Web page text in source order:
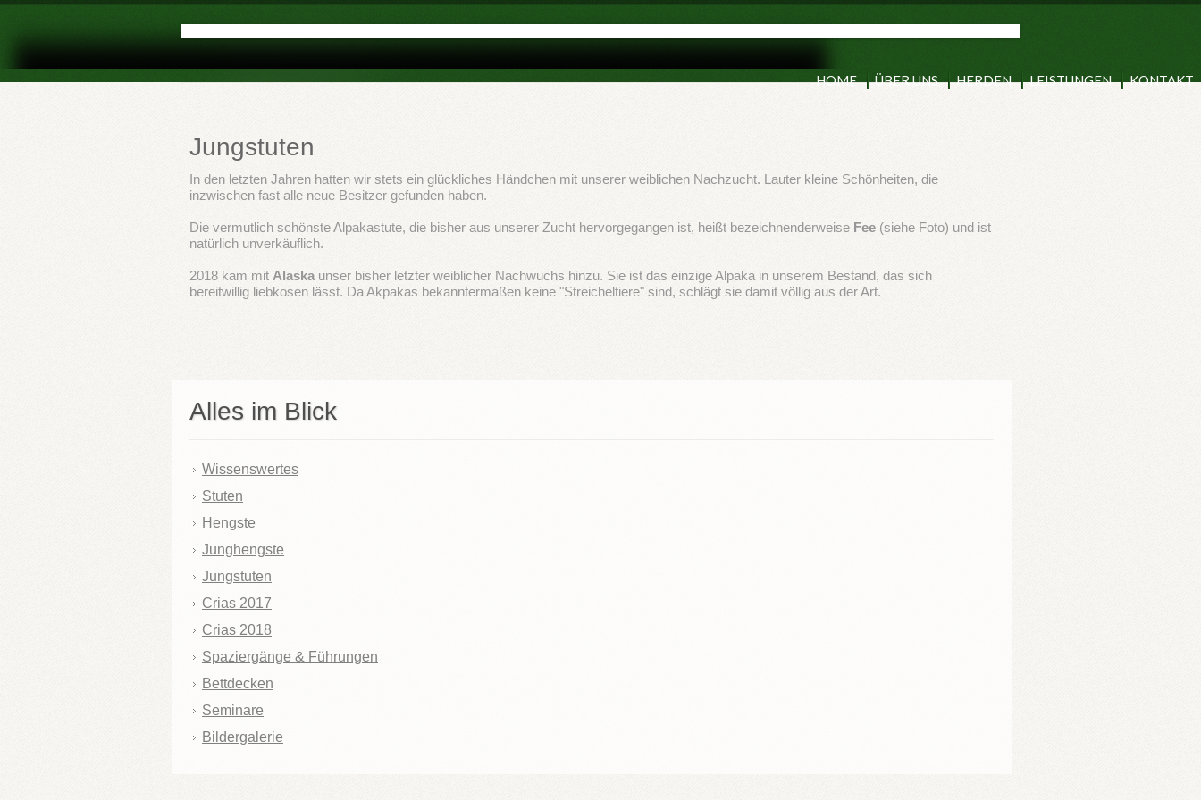
HOME ÜBER UNS HERDEN LEISTUNGEN KONTAKT
Jungstuten
In den letzten Jahren hatten wir stets ein glückliches Händchen mit unserer weiblichen Nachzucht. Lauter kleine Schönheiten, die
inzwischen fast alle neue Besitzer gefunden haben.
Die vermutlich schönste Alpakastute, die bisher aus unserer Zucht hervorgegangen ist, heißt bezeichnenderweise Fee (siehe Foto) und ist
natürlich unverkäuflich.
2018 kam mit Alaska unser bisher letzter weiblicher Nachwuchs hinzu. Sie ist das einzige Alpaka in unserem Bestand, das sich
bereitwillig liebkosen lässt. Da Akpakas bekanntermaßen keine "Streicheltiere" sind, schlägt sie damit völlig aus der Art.
Alles im Blick
Wissenswertes
Stuten
Hengste
Junghengste
Jungstuten
Crias 2017
Crias 2018
Spaziergänge & Führungen
Bettdecken
Seminare
Bildergalerie